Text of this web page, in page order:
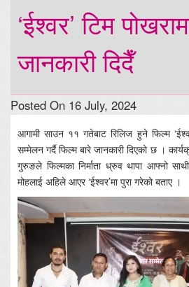
‘ईश्वर’ टिम
जानकारी दिदैँ
Posted On 16 July, 2024
आगामी साउन ११ गतेबाट रिलिज हुने फिल्म
सम्मेलन गर्दै फिल्म बारे जानकारी दिएको छ ।
गुरुङले फिल्मका निर्माता ध्रुव थापा आफ्नो
मोहलाई अहिले आएर ‘ईश्वर’मा पुरा गरेको बताए ।